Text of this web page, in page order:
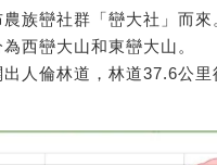
族巒社群「巒大社」而
西巒大山和東巒大山。
人倫林道，林道37.6公